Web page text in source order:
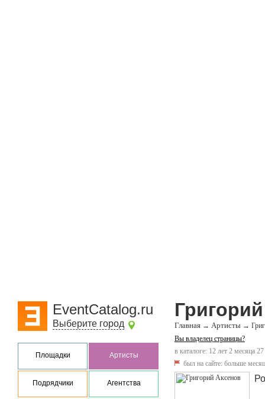
EventCatalog.ru
Выберите город
Площадки Артисты
Подрядчики Агентства
Главная → Артисты →
Вы владелец страницы?
в каталоге: 12 лет 2 месяца
был на сайте: больше